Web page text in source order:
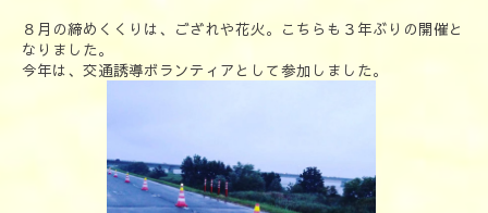
８月の締めくくりは、ござれや花火。 こちらも３年ぶりの開催と
なりました。
今年は、交通誘導ボランティアとして参加しました。